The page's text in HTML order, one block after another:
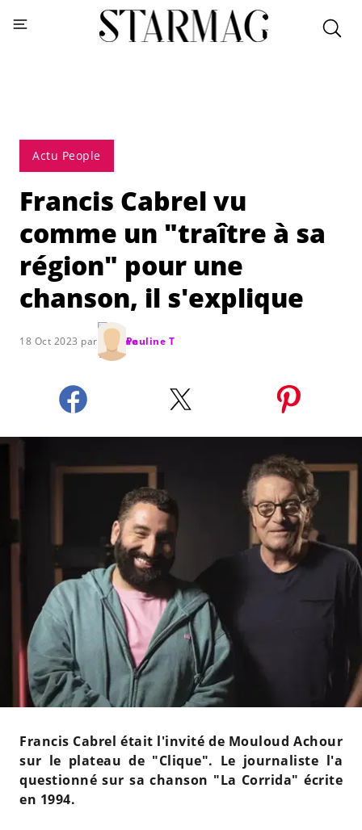
Actu People
Francis Cabrel vu
comme un "traître à sa
région" pour une
chanson, il s'explique
18 Oct 2023 par Pauline T
Francis Cabrel était l'invité de Mouloud Achour
sur le plateau de "Clique". Le journaliste l'a
questionné sur sa chanson "La Corrida" écrite
en 1994.